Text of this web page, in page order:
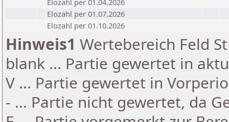
Elozahl per 01.04.2026
Elozahl per 01.07.2026
Elozahl per 01.10.2026
Hinweis1 Wertebereich Feld
blank ... Partie gewertet in
V ... Partie gewertet in
- ... Partie nicht gewertet, da